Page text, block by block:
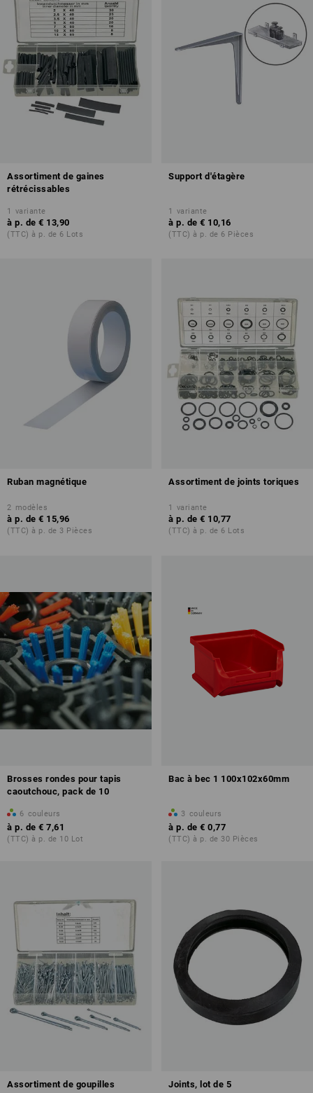
Assortiment de gaines
rétrécissables
1 variante
à p. de € 13,90
(TTC) à p. de 6 Lots
Support d'étagère
1 variante
à p. de € 10,16
(TTC) à p. de 6 Pièces
Ruban magnétique
2 modèles
à p. de € 15,96
(TTC) à p. de 3 Pièces
Assortiment de joints toriques
1 variante
à p. de € 10,77
(TTC) à p. de 6 Lots
Brosses rondes pour tapis
caoutchouc, pack de 10
6 couleurs
à p. de € 7,61
(TTC) à p. de 10 Lot
Bac à bec 1 100x102x60mm
3 couleurs
à p. de € 0,77
(TTC) à p. de 30 Pièces
Assortiment de goupilles Joints, lot de 5